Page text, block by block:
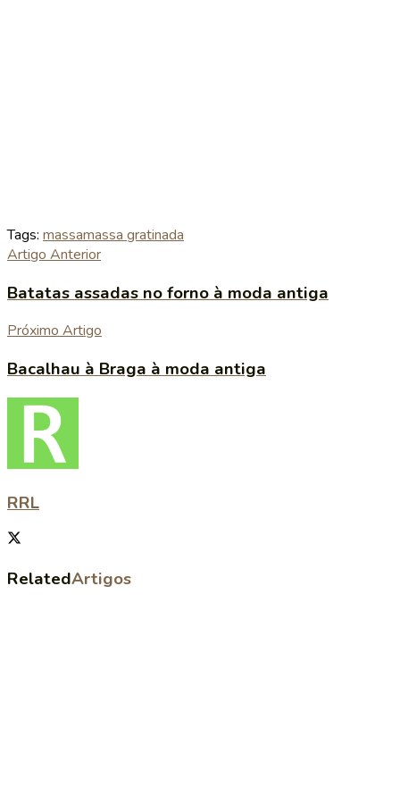
Tags: massamassa gratinada
Artigo Anterior
Batatas assadas no forno à moda antiga
Próximo Artigo
Bacalhau à Braga à moda antiga
RRL
RelatedArtigos